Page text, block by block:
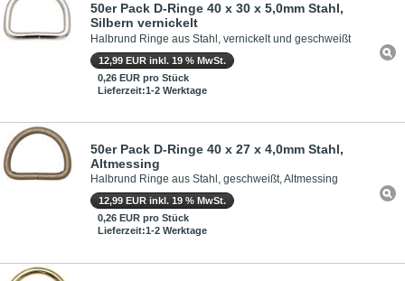
50er Pack D-Ringe 40 x 30 x 5,0mm Stahl,
Silbern vernickelt
Halbrund Ringe aus Stahl, vernickelt und geschweißt
12,99 EUR inkl. 19 % MwSt.
0,26 EUR pro Stück
Lieferzeit:1-2 Werktage
50er Pack D-Ringe 40 x 27 x 4,0mm Stahl,
Altmessing
Halbrund Ringe aus Stahl, geschweißt, Altmessing
12,99 EUR inkl. 19 % MwSt.
0,26 EUR pro Stück
Lieferzeit:1-2 Werktage